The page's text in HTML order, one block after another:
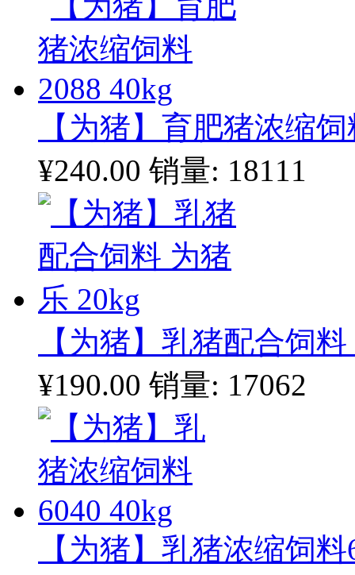
【为猪】育肥猪浓缩
¥240.00 销量: 18111
【为猪】乳猪配合饲
¥190.00 销量: 17062
【为猪】乳猪浓缩饲